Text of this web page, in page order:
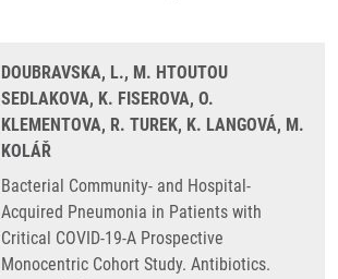
DOUBRAVSKA, L., M. HTOUTOU
SEDLAKOVA, K. FISEROVA, O.
KLEMENTOVA, R. TUREK, K. LANGOVÁ, M.
KOLÁŘ
Bacterial Community- and Hospital-
Acquired Pneumonia in Patients with
Critical COVID-19-A Prospective
Monocentric Cohort Study. Antibiotics.